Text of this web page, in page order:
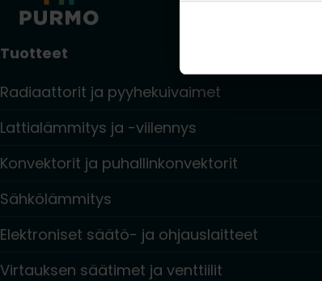
Tuotteet
Radiaattorit ja pyyhekuivaimet
Lattialämmitys ja -viilennys
Konvektorit ja puhallinkonvektorit
Sähkölämmitys
Elektroniset säätö- ja ohjauslaitteet
Virtauksen säätimet ja venttiilit